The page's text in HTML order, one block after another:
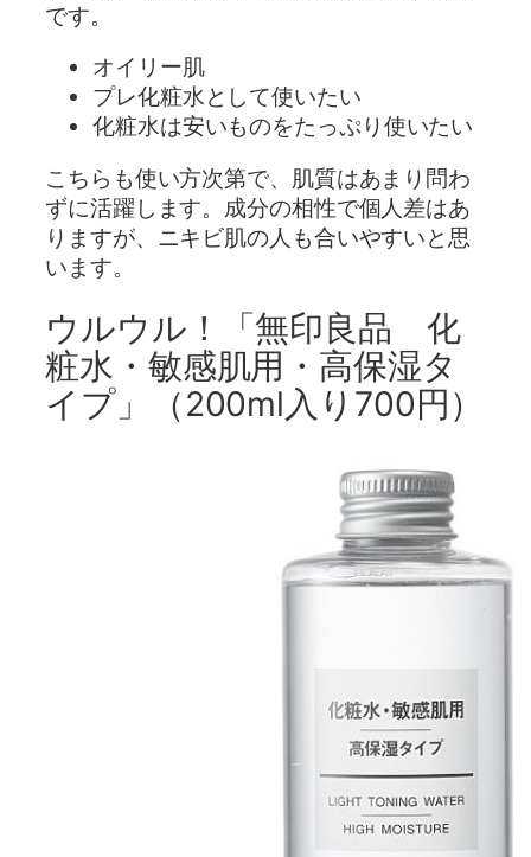
です。
オイリー肌
プレ化粧水として使いたい
化粧水は安いものをたっぷり使いたい
こちらも使い方次第で、肌質はあまり問わ
ずに活躍します。成分の相性で個人差はあ
りますが、ニキビ肌の人も合いやすいと思
います。
ウルウル！「無印良品 化
粧水・敏感肌用・高保湿タ
イプ」（200ml入り700円）